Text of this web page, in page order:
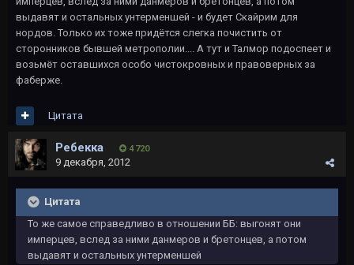
выдавят и остальных унтерменшей - и будет Скайрим для
нордов. Только их тоже придётся слегка почистить от
сторонников бывшей метрополии.... А тут и Талмор подоспеет и
возьмёт оставшихся особо чистокровных и правоверных за
фаберже.
Цитата
Ребекка 4 720
9 декабря, 2012
Цитата
То же самое справедливо в отношении ББ: выгонят они
имперцев, вслед за ними данмеров и бретонцев, а потом
выдавят и остальных унтерменшей